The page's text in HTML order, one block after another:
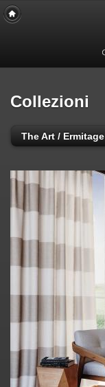
Collezioni
The Art / Ermitage